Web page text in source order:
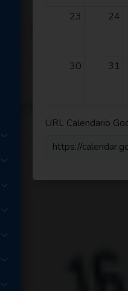
23 24
30 31
URL Calendario
https://